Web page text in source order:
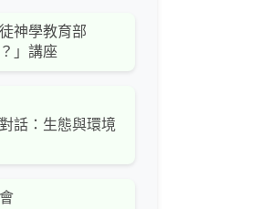
神學教育部
」講座
話：生態與環境